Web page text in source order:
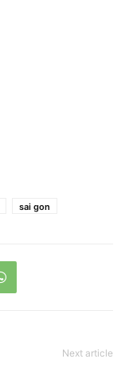
sai gon
Next article